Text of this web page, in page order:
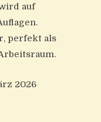
auf
perfekt als
2026